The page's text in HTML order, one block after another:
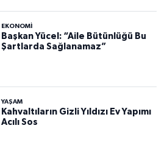
EKONOMI
Başkan Yücel: “Aile Bütünlüğü Bu
Şartlarda Sağlanamaz”
YAŞAM
Kahvaltıların Gizli Yıldızı Ev Yapımı
Acılı Sos